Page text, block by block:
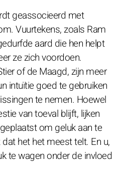
geassocieerd met
Vuurtekens, zoals Ram
aard die hen helpt
ze zich voordoen.
of de Maagd, zijn meer
intuïtie goed te gebruiken
te nemen. Hoewel
van toeval blijft, lijken
om geluk aan te
het het meest telt. En u,
te wagen onder de invloed